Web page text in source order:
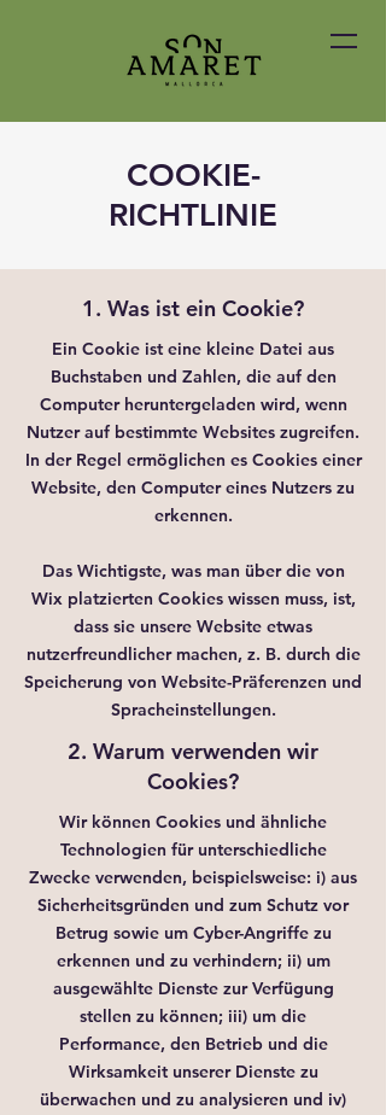
COOKIE-
RICHTLINIE
1. Was ist ein Cookie?
Ein Cookie ist eine kleine Datei aus
Buchstaben und Zahlen, die auf den
Computer heruntergeladen wird, wenn
Nutzer auf bestimmte Websites zugreifen.
In der Regel ermöglichen es Cookies einer
Website, den Computer eines Nutzers zu
erkennen.
Das Wichtigste, was man über die von
Wix platzierten Cookies wissen muss, ist,
dass sie unsere Website etwas
nutzerfreundlicher machen, z. B. durch die
Speicherung von Website-Präferenzen und
Spracheinstellungen.
2. Warum verwenden wir
Cookies?
Wir können Cookies und ähnliche
Technologien für unterschiedliche
Zwecke verwenden, beispielsweise: i) aus
Sicherheitsgründen und zum Schutz vor
Betrug sowie um Cyber-Angriffe zu
erkennen und zu verhindern; ii) um
ausgewählte Dienste zur Verfügung
stellen zu können; iii) um die
Performance, den Betrieb und die
Wirksamkeit unserer Dienste zu
überwachen und zu analysieren und iv)